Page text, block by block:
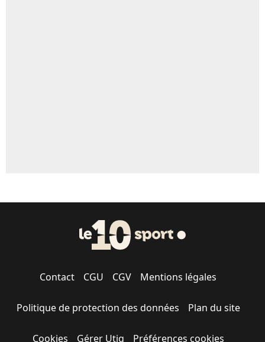
Contact CGU CGV Mentions légales
Politique de protection des données Plan du site
Cookies Gérer Utiq Préférences cookies